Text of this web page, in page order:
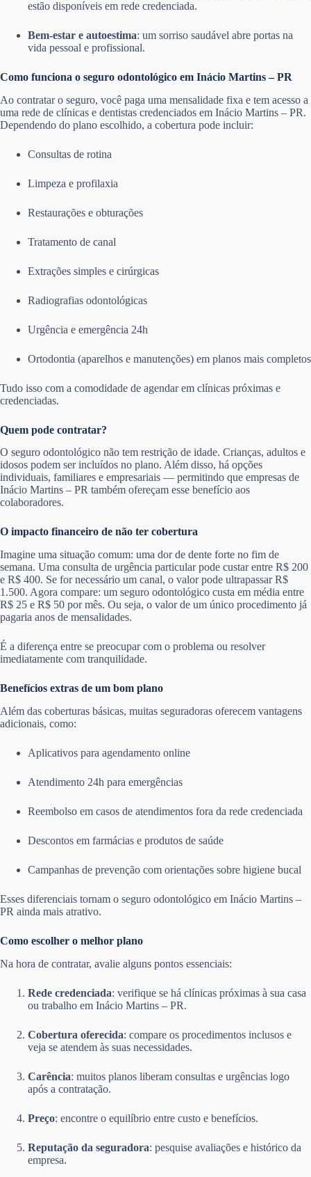
estão disponíveis em rede credenciada.
Bem-estar e autoestima: um sorriso saudável abre portas na
vida pessoal e profissional.
Como funciona o seguro odontológico em Inácio Martins – PR
Ao contratar o seguro, você paga uma mensalidade fixa e tem acesso a
uma rede de clínicas e dentistas credenciados em Inácio Martins – PR.
Dependendo do plano escolhido, a cobertura pode incluir:
Consultas de rotina
Limpeza e profilaxia
Restaurações e obturações
Tratamento de canal
Extrações simples e cirúrgicas
Radiografias odontológicas
Urgência e emergência 24h
Ortodontia (aparelhos e manutenções) em planos mais completos
Tudo isso com a comodidade de agendar em clínicas próximas e
credenciadas.
Quem pode contratar?
O seguro odontológico não tem restrição de idade. Crianças, adultos e
idosos podem ser incluídos no plano. Além disso, há opções
individuais, familiares e empresariais — permitindo que empresas de
Inácio Martins – PR também ofereçam esse benefício aos
colaboradores.
O impacto financeiro de não ter cobertura
Imagine uma situação comum: uma dor de dente forte no fim de
semana. Uma consulta de urgência particular pode custar entre R$ 200
e R$ 400. Se for necessário um canal, o valor pode ultrapassar R$
1.500. Agora compare: um seguro odontológico custa em média entre
R$ 25 e R$ 50 por mês. Ou seja, o valor de um único procedimento já
pagaria anos de mensalidades.
É a diferença entre se preocupar com o problema ou resolver
imediatamente com tranquilidade.
Benefícios extras de um bom plano
Além das coberturas básicas, muitas seguradoras oferecem vantagens
adicionais, como:
Aplicativos para agendamento online
Atendimento 24h para emergências
Reembolso em casos de atendimentos fora da rede credenciada
Descontos em farmácias e produtos de saúde
Campanhas de prevenção com orientações sobre higiene bucal
Esses diferenciais tornam o seguro odontológico em Inácio Martins –
PR ainda mais atrativo.
Como escolher o melhor plano
Na hora de contratar, avalie alguns pontos essenciais:
Rede credenciada: verifique se há clínicas próximas à sua casa
ou trabalho em Inácio Martins – PR.
Cobertura oferecida: compare os procedimentos inclusos e
veja se atendem às suas necessidades.
Carência: muitos planos liberam consultas e urgências logo
após a contratação.
Preço: encontre o equilíbrio entre custo e benefícios.
Reputação da seguradora: pesquise avaliações e histórico da
empresa.